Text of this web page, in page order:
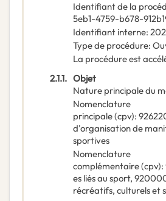
Identifiant de la
5eb1-4759-b678-
Identifiant interne:
Type de procédure:
La procédure est
2.1.1. Objet
Nature principale du
Nomenclature
principale(cpv):
d'organisation de
sportives
Nomenclature
complémentaire(cpv):
es liés au sport,
récréatifs, culturels et